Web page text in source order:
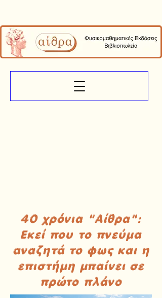
40 χρόνια "Αίθρα":
Εκεί που το πνεύμα
αναζητά το φως και η
επιστήμη μπαίνει σε
πρώτο πλάνο